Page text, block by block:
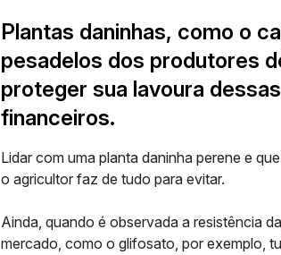
Plantas daninhas, como o
pesadelos dos produtores
proteger sua lavoura
financeiros.
Lidar com uma planta daninha perene e
o agricultor faz de tudo para evitar.
Ainda, quando é observada a resistência
mercado, como o glifosato, por exemplo,